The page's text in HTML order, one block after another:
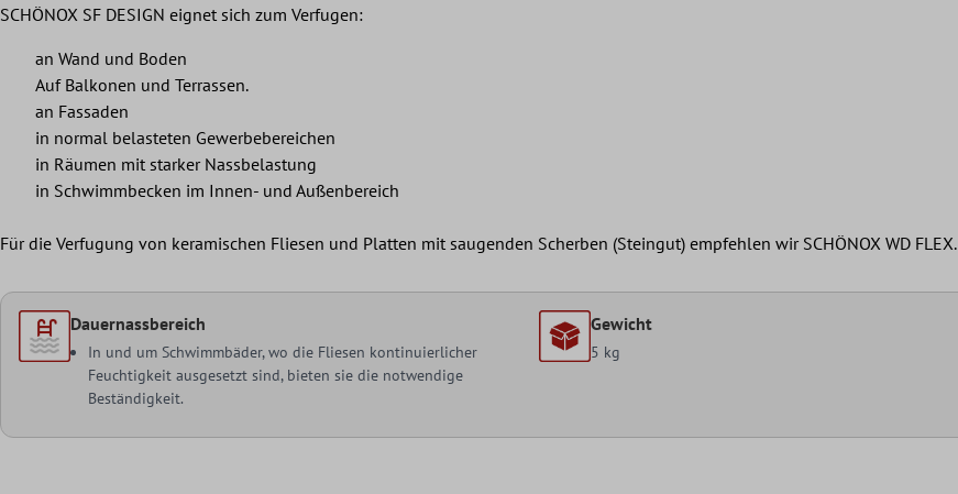
SCHÖNOX SF DESIGN eignet sich zum Verfugen:
an Wand und Boden
Auf Balkonen und Terrassen.
an Fassaden
in normal belasteten Gewerbebereichen
in Räumen mit starker Nassbelastung
in Schwimmbecken im Innen- und Außenbereich
Für die Verfugung von keramischen Fliesen und Platten mit saugenden Scherben (Steingut) empfehlen wir SCHÖNOX WD FLEX.
Dauernassbereich
In und um Schwimmbäder, wo die Fliesen kontinuierlicher
Feuchtigkeit ausgesetzt sind, bieten sie die notwendige
Beständigkeit.
Gewicht
5 kg